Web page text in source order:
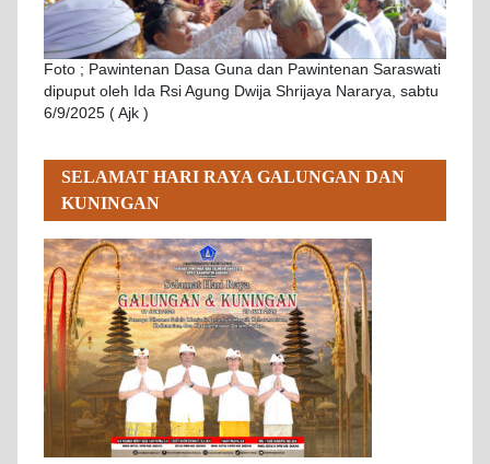
Foto ; Pawintenan Dasa Guna dan Pawintenan Saraswati
dipuput oleh Ida Rsi Agung Dwija Shrijaya Nararya, sabtu
6/9/2025 ( Ajk )
SELAMAT HARI RAYA GALUNGAN DAN
KUNINGAN